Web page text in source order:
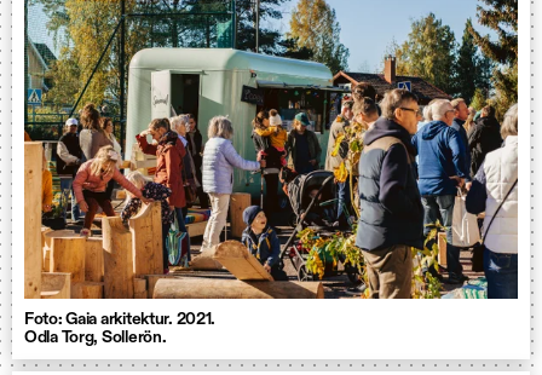
Foto: Gaia arkitektur. 2021.
Odla Torg, Sollerön.